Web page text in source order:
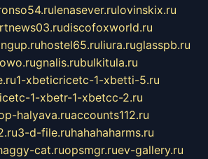
lenasever.rulovinskix.ru
discofoxworld.ru
hostel65.ruliura.ruglasspb.ru
gnalis.rubulkitula.ru
1-xbeticricetc-1-xbetti-5.ru
1-xbetr-1-xbetcc-2.ru
halyava.ruaccounts112.ru
3-d-file.ruhahahaharms.ru
cat.ruopsmgr.ruev-gallery.ru